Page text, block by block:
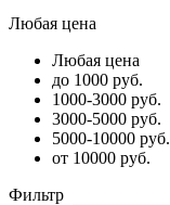
Любая цена
Любая цена
до 1000 руб.
1000-3000 руб.
3000-5000 руб.
5000-10000 руб.
от 10000 руб.
Фильтр